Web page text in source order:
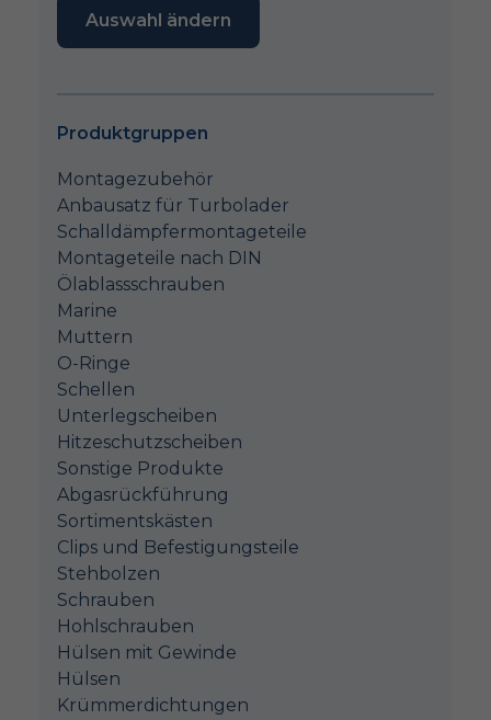
Auswahl ändern
Produktgruppen
Montagezubehör
Anbausatz für Turbolader
Schalldämpfermontageteile
Montageteile nach DIN
Ölablassschrauben
Marine
Muttern
O-Ringe
Schellen
Unterlegscheiben
Hitzeschutzscheiben
Sonstige Produkte
Abgasrückführung
Sortimentskästen
Clips und Befestigungsteile
Stehbolzen
Schrauben
Hohlschrauben
Hülsen mit Gewinde
Hülsen
Krümmerdichtungen